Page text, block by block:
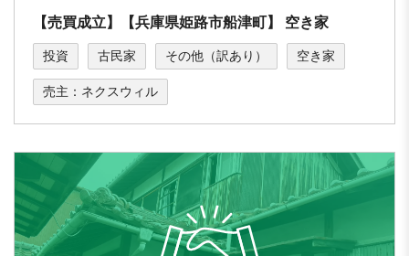
【売買成立】【兵庫県姫路市船津町】 空き家
投資 古民家 その他（訳あり） 空き家
売主：ネクスウィル